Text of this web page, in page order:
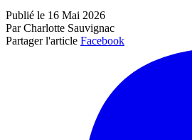
Publié le 16 Mai 2026
Par Charlotte Sauvignac
Partager l'article Facebook